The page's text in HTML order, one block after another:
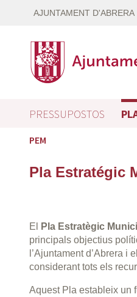
AJUNTAMENT D'ABRERA
PRESSUPOSTOS
PEM
Pla Estratégic
El Pla Estratègic
principals objectius
l’Ajuntament d’Abrera
considerant tots els
Aquest Pla estableix un